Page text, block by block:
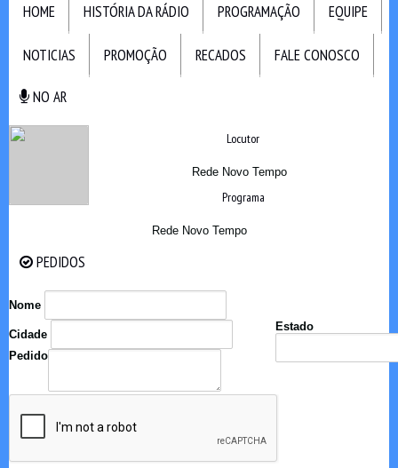
HOME HISTÓRIA DA RÁDIO PROGRAMAÇÃO EQUIPE
NOTICIAS PROMOÇÃO RECADOS FALE CONOSCO
NO AR
Locutor
Rede Novo Tempo
Programa
Rede Novo Tempo
PEDIDOS
Nome
Cidade
Estado
Pedido